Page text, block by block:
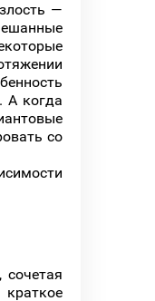
—
А когда
со